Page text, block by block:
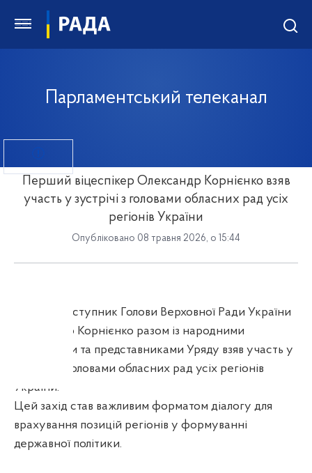
Парламентський телеканал
Перший віцеспікер Олександр Корнієнко взяв
участь у зустрічі з головами обласних рад усіх
регіонів України
Опубліковано 08 травня 2026, о 15:44
Перший заступник Голови Верховної Ради України
Олександр Корнієнко разом із народними
депутатами та представниками Уряду взяв участь у
зустрічі з головами обласних рад усіх регіонів
України.
Цей захід став важливим форматом діалогу для
врахування позицій регіонів у формуванні
державної політики.